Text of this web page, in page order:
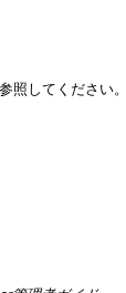
照してください。